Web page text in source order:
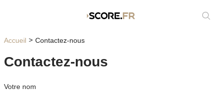
Accueil Contactez-nous
Contactez-nous
Votre nom